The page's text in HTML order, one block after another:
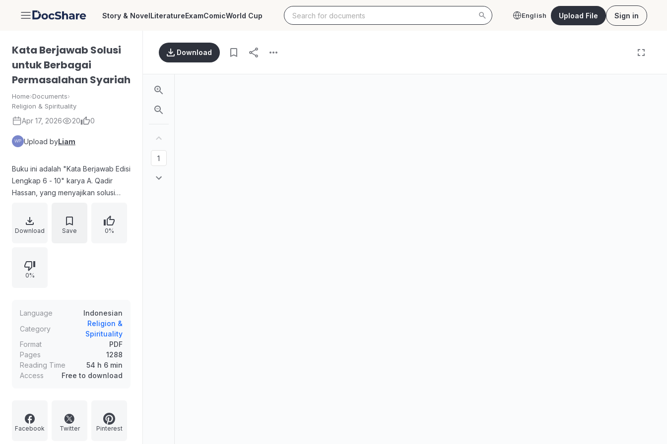
DocShare Story & NovelLiteratureExamComicWorld Cup English Upload File Sign in
Kata Berjawab Solusi
untuk Berbagai
Permasalahan Syariah
Home›Documents›
Religion & Spirituality
Apr 17, 2026 20 0
Upload byLiam
Buku ini adalah "Kata Berjawab Edisi
Lengkap 6 - 10" karya A. Qadir
Hassan, yang menyajikan solusi
syariah. Terdiri dari dua volume,
buku ini membahas topik-topik yang
dari hukum Islam.
Download Save 0%
0%
Language
Indonesian
Category
Religion &
Spirituality
Format
PDF
Pages
1288
Reading Time
54 h 6 min
Access
Free to download
Facebook Twitter Pinterest
Download